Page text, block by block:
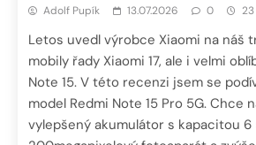
Adolf Pupík 13.07.2026 0
Letos uvedl výrobce Xiaomi na náš
mobily řady Xiaomi 17, ale i velmi
Note 15. V této recenzi jsem se
model Redmi Note 15 Pro 5G. Chce
vylepšený akumulátor s kapacitou 6